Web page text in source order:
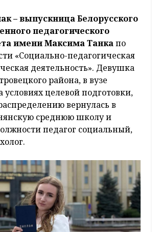
– выпускница Белорусского
педагогического
имени Максима Танкапо
«Социально-педагогическая
деятельность». Девушка
района, в вузе
условиях целевой подготовки,
вернулась в
среднюю школу и
педагог социальный,